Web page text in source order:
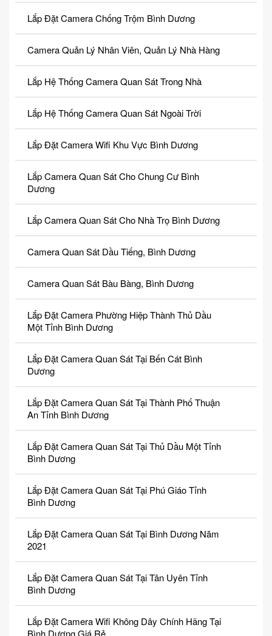
Lắp Đặt Camera Chống Trộm Bình Dương
Camera Quản Lý Nhân Viên, Quản Lý Nhà Hàng
Lắp Hệ Thống Camera Quan Sát Trong Nhà
Lắp Hệ Thống Camera Quan Sát Ngoài Trời
Lắp Đặt Camera Wifi Khu Vực Bình Dương
Lắp Camera Quan Sát Cho Chung Cư Bình
Dương
Lắp Camera Quan Sát Cho Nhà Trọ Bình Dương
Camera Quan Sát Dầu Tiếng, Bình Dương
Camera Quan Sát Bàu Bàng, Bình Dương
Lắp Đặt Camera Phường Hiệp Thành Thủ Dầu
Một Tỉnh Bình Dương
Lắp Đặt Camera Quan Sát Tại Bến Cát Bình
Dương
Lắp Đặt Camera Quan Sát Tại Thành Phố Thuận
An Tỉnh Bình Dương
Lắp Đặt Camera Quan Sát Tại Thủ Dầu Một Tỉnh
Bình Dương
Lắp Đặt Camera Quan Sát Tại Phú Giáo Tỉnh
Bình Dương
Lắp Đặt Camera Quan Sát Tại Bình Dương Năm
2021
Lắp Đặt Camera Quan Sát Tại Tân Uyên Tỉnh
Bình Dương
Lắp Đặt Camera Wifi Không Dây Chính Hãng Tại